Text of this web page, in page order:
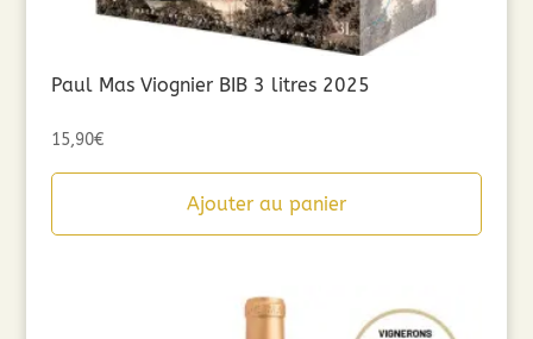
Paul Mas Viognier BIB 3 litres 2025
15,90€
Ajouter au panier